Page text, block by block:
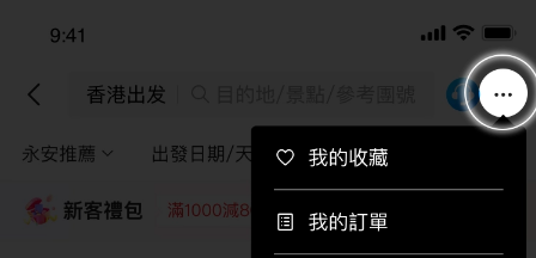
下載
永安推薦 出發日期/天數 途徑景點
新客禮包 每位即減220 每位即減160 每位即減120